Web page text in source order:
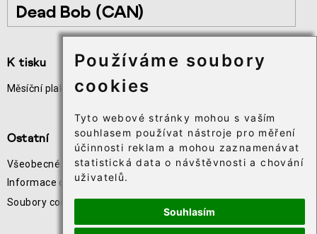
Používáme soubory
cookies
Tyto webové stránky mohou s vaším
souhlasem používat nástroje pro měření
účinnosti reklam a mohou zaznamenávat
statistická data o návštěvnosti a chování
uživatelů.
Souhlasím
Dead Bob (CAN)
K tisku
Měsíční plakát akcí
Užitečné odkazy
Ostatní
Všeobecné obchodní podmínky
Informace o zpracování osobních údajů
Soubory cookie⸱